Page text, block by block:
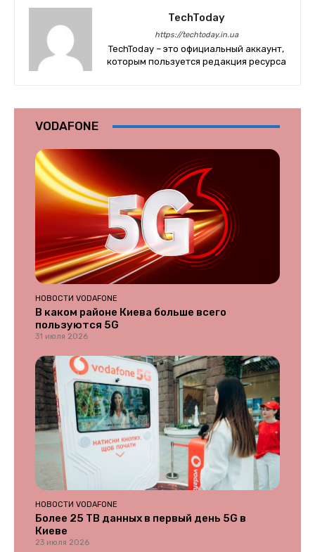
TechToday
https://techtoday.in.ua
TechToday – это официальный аккаунт,
которым пользуется редакция ресурса
VODAFONE
НОВОСТИ VODAFONE
В каком районе Киева больше всего
пользуются 5G
31 июля 2026
НОВОСТИ VODAFONE
Более 25 ТВ данных в первый день 5G в
Киеве
23 июля 2026